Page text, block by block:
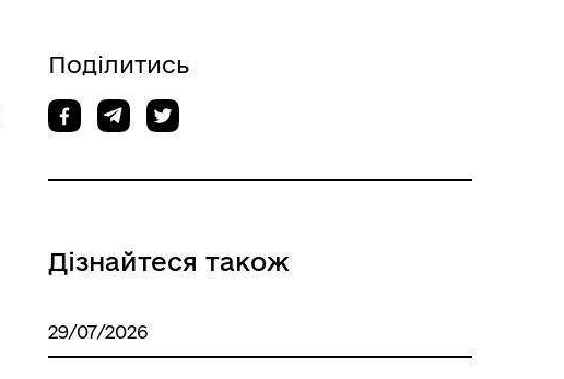
Поділитись
Дізнайтеся також
29/07/2026